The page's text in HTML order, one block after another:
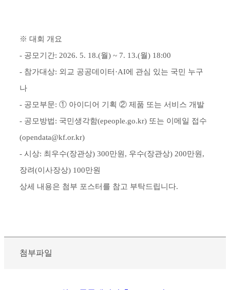
※ 대회 개요
- 공모기간: 2026. 5. 18.(월) ~ 7. 13.(월) 18:00
- 참가대상: 외교 공공데이터·AI에 관심 있는 국민 누구
나
- 공모부문: ① 아이디어 기획 ② 제품 또는 서비스 개발
- 공모방법: 국민생각함(epeople.go.kr) 또는 이메일 접수
(opendata@kf.or.kr)
- 시상: 최우수(장관상) 300만원, 우수(장관상) 200만원,
장려(이사장상) 100만원
상세 내용은 첨부 포스터를 참고 부탁드립니다.
첨부파일